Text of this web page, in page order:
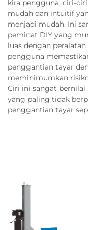
kira pengguna, ciri-
mudah dan intuitif
menjadi mudah. Ini
peminat DIY yang
luas dengan
pengguna
penggantian tayar
meminimumkan
Ciri ini sangat bernilai
yang paling tidak
penggantian tayar